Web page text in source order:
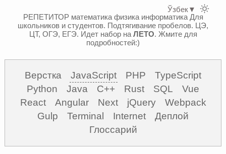
РЕПЕТИТОР математика физика информатикаДля
школьников и студентов. Подтягивание пробелов. ЦЭ,
ЦТ, ОГЭ, ЕГЭ. Идет набор на ЛЕТО. Жмите для
подробностей:)
Верстка JavaScript PHP
TypeScript
Python
Java C++ Rust SQL
Vue
React
Angular Next jQuery
Webpack
Gulp
Terminal Internet
Деплой
Глоссарий
Ўзбек▼